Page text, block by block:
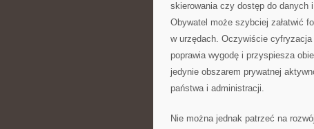
skierowania czy dostęp do danych
Obywatel może szybciej załatwić
w urzędach. Oczywiście
poprawia wygodę i przyspiesza
jedynie obszarem prywatnej
państwa i administracji.
Nie można jednak patrzeć na